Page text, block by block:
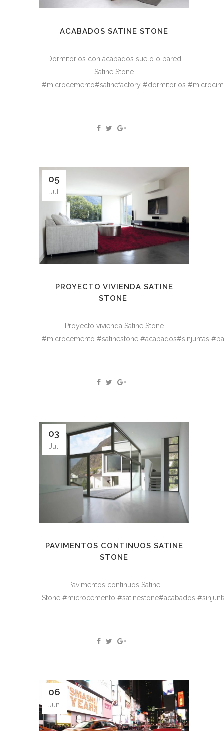
ACABADOS SATINE STONE
Dormitorios con acabados suelo o pared
Satine Stone
#microcemento#satinefactory #dormitorios
05
Jul
PROYECTO VIVIENDA SATINE
STONE
Proyecto vivienda Satine Stone
#microcemento #satinestone #acabados#sinjuntas
...
03
Jul
PAVIMENTOS CONTINUOS SATINE
STONE
Pavimentos continuos Satine
Stone #microcemento #satinestone#acabados
...
06
Jun